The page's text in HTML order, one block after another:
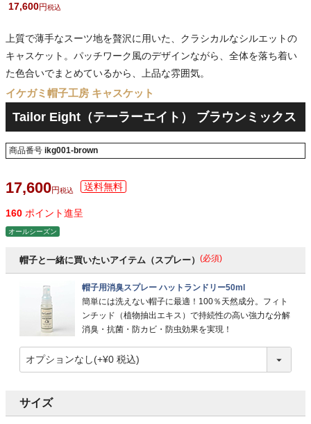
17,600 税込
上質で薄手なスーツ地を贅沢に用いた、クラシカルなシルエットの
キャスケット。パッチワーク風のデザインながら、全体を落ち着い
た色合いでまとめているから、上品な雰囲気。
イケガミ帽子工房 キャスケット
Tailor Eight（テーラーエイト） ブラウンミックス
商品番号 ikg001-brown
17,600 税込
160 ポイント進呈
オールシーズン
帽子と一緒に買いたいアイテム（スプレー） (必須)
帽子用消臭スプレー ハットランドリー50ml
簡単には洗えない帽子に最適！100％天然成分。フィト
ンチッド（植物抽出エキス）で持続性の高い強力な分解
消臭・抗菌・防カビ・防虫効果を実現！
サイズ